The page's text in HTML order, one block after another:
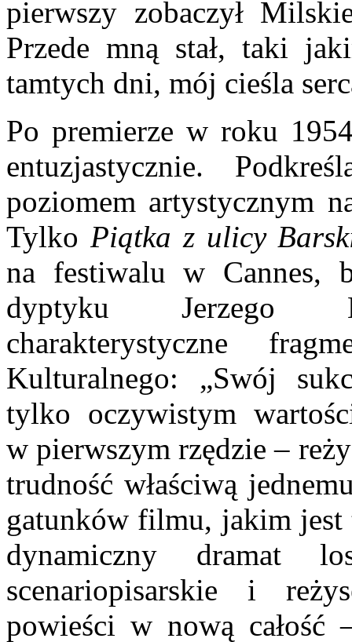
pierwszy zobaczył
Przede mną stał, taki
tamtych dni, mój cieśla
Po premierze w roku
entuzjastycznie.
poziomem artystycznym
Tylko Piątka z ulicy
na festiwalu w Cannes,
dyptyku Jerzego
charakterystyczne
Kulturalnego: „Swój
tylko oczywistym
w pierwszym rzędzie –
trud­ność właściwą
gatunków filmu, jakim jest
dynamicz­ny dramat
scenariopisarskie i
powieści w nową całość